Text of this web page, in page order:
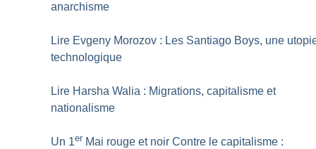
anarchisme
Lire Evgeny Morozov : Les Santiago Boys, une
technologique
Lire Harsha Walia : Migrations, capitalisme et
nationalisme
Un 1er Mai rouge et noir Contre le capitalisme :